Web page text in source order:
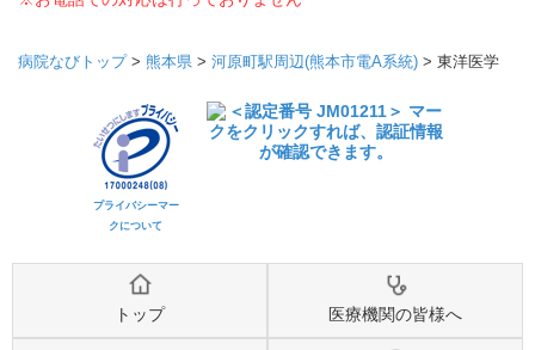
病院なびトップ> 熊本県 > 河原町駅周辺(熊本市電A系統) > 東洋医学
プライバシーマー
クについて
トップ 医療機関の皆様へ